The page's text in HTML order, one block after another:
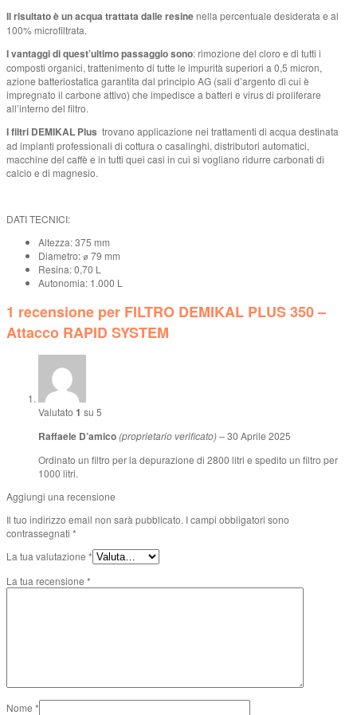
Il risultato è un acqua trattata dalle resinenella percentuale desiderata e al
100% microfiltrata.
I vantaggi di quest’ultimo passaggio sono: rimozione del cloro e di tutti i
composti organici, trattenimento di tutte le impurità superiori a 0,5 micron,
azione batteriostatica garantita dal principio AG (sali d’argento di cui è
impregnato il carbone attivo) che impedisce a batteri e virus di proliferare
all’interno del filtro.
I filtri DEMIKAL Plus trovano applicazione nei trattamenti di acqua destinata
ad impianti professionali di cottura o casalinghi, distributori automatici,
macchine del caffè e in tutti quei casi in cui si vogliano ridurre carbonati di
calcio e di magnesio.
DATI TECNICI:
Altezza: 375 mm
Diametro: ⌀ 79 mm
Resina: 0,70 L
Autonomia: 1.000 L
1 recensione per FILTRO DEMIKAL PLUS 350 –
Attacco RAPID SYSTEM
Valutato 1 su 5
Raffaele D’amico(proprietario verificato)–30 Aprile 2025
Ordinato un filtro per la depurazione di 2800 litri e spedito un filtro per
1000 litri.
Aggiungi una recensione
Il tuo indirizzo email non sarà pubblicato. I campi obbligatori sono
contrassegnati *
La tua valutazione *
La tua recensione *
Nome *